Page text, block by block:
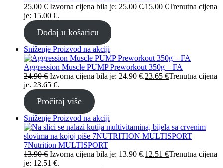
25.00€ Izvorna cijena bila je: 25.00 €.15.00 €Trenutna cijena
je: 15.00 €.
Dodaj u košaricu
Sniženje Proizvod na akciji
Aggression Muscle PUMP Preworkout 350g – FA
24.90€ Izvorna cijena bila je: 24.90 €.23.65 €Trenutna cijena
je: 23.65 €.
Pročitaj više
Sniženje Proizvod na akciji
7Nutrition MULTISPORT
13.90€ Izvorna cijena bila je: 13.90 €.12.51 €Trenutna cijena
je: 12.51 €.